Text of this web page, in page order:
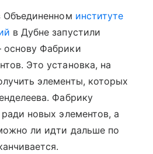
Объединенном институте
в Дубне запустили
Фабрики
Это установка, на
элементы, которых
Фабрику
новых элементов, а
ли идти дальше по